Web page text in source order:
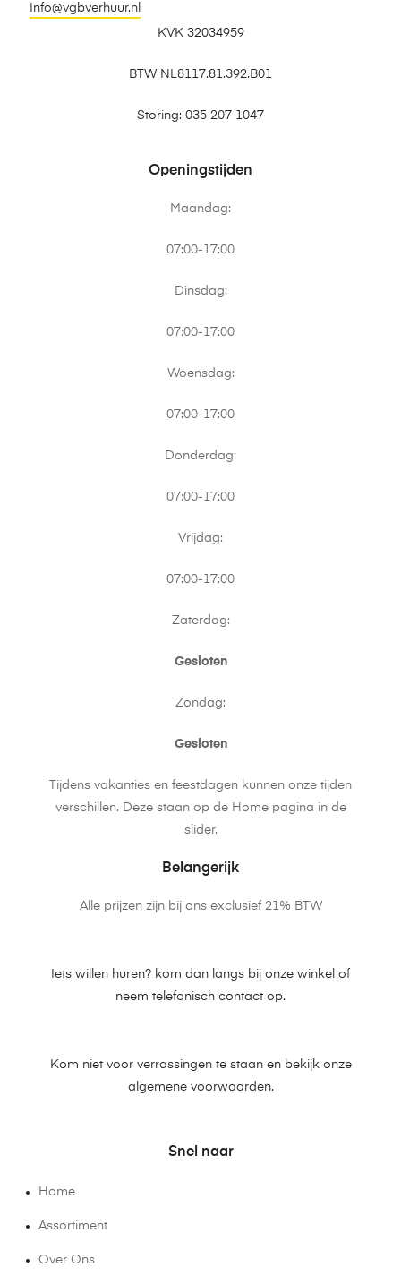
Info@vgbverhuur.nl
KVK 32034959
BTW NL8117.81.392.B01
Storing: 035 207 1047
Openingstijden
Maandag:
07:00-17:00
Dinsdag:
07:00-17:00
Woensdag:
07:00-17:00
Donderdag:
07:00-17:00
Vrijdag:
07:00-17:00
Zaterdag:
Gesloten
Zondag:
Gesloten
Tijdens vakanties en feestdagen kunnen onze tijden
verschillen. Deze staan op de Home pagina in de
slider.
Belangerijk
Alle prijzen zijn bij ons exclusief 21% BTW
Iets willen huren? kom dan langs bij onze winkel of
neem telefonisch contact op.
Kom niet voor verrassingen te staan en bekijk onze
algemene voorwaarden.
Snel naar
Home
Assortiment
Over Ons